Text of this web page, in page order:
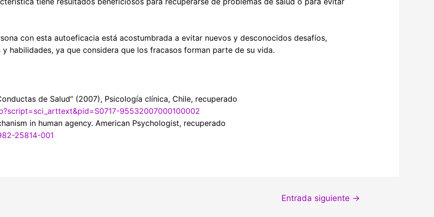
con esta autoeficacia está acostumbrada a evitar nuevos y desconocidos desafíos,
habilidades, ya que considera que los fracasos forman parte de su vida.
de Salud” (2007), Psicología clínica, Chile, recuperado
95532007000100002
in human agency. American Psychologist, recuperado
25814-001
Entrada siguiente →